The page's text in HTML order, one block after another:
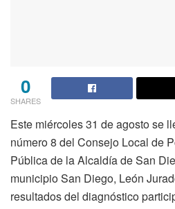
0
SHARES
Este miércoles 31 de agosto se
número 8 del Consejo Local de
Pública de la Alcaldía de San
municipio San Diego, León
resultados del diagnóstico